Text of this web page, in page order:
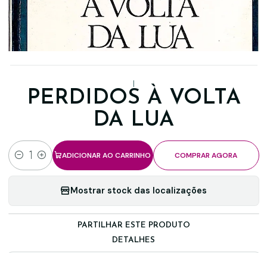
|
PERDIDOS À VOLTA
DA LUA
Quantidade
ADICIONAR AO CARRINHO COMPRAR AGORA
Mostrar stock das localizações
PARTILHAR ESTE PRODUTO
DETALHES